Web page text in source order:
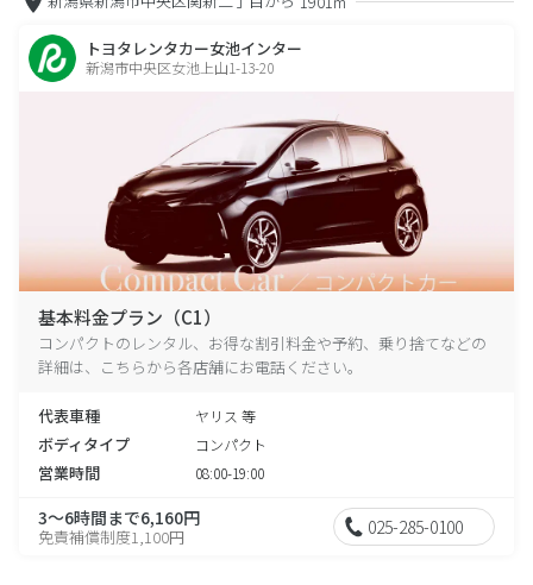
トヨタレンタカー女池インター
新潟市中央区女池上山1-13-20
基本料金プラン（C1）
コンパクトのレンタル、お得な割引料金や予約、乗り捨てなどの
詳細は、こちらから各店舗にお電話ください。
代表車種 ヤリス 等
ボディタイプ コンパクト
営業時間 08:00-19:00
3～6時間まで6,160円
免責補償制度1,100円 025-285-0100